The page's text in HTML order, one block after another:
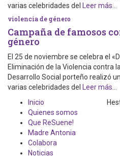
varias celebridades del
Leer más…
violencia de género
Campaña de famosos
género
El 25 de noviembre se celebra el
Eliminación de la Violencia contra
Desarrollo Social porteño realizó
varias celebridades del
Leer más…
Inicio
Quienes somos
Que ReSuene!
Madre Antonia
Colabora
Noticias